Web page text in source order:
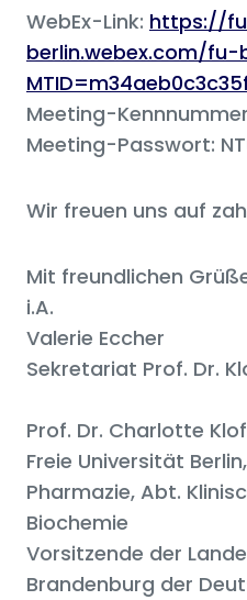
WebEx-Link: https://
berlin.webex.com/fu-
Meeting-
Meeting-Passwort:
Wir freuen uns auf
Mit freundlichen
i.A.
Valerie Eccher
Sekretariat Prof. Dr.
Prof. Dr. Charlotte
Freie Universität
Pharmazie, Abt.
Biochemie
Vorsitzende der
Brandenburg der